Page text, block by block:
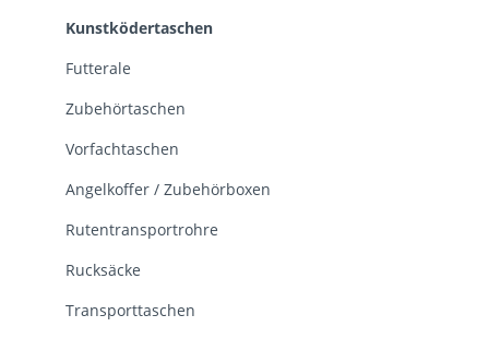
Kunstködertaschen
Futterale
Zubehörtaschen
Vorfachtaschen
Angelkoffer / Zubehörboxen
Rutentransportrohre
Rucksäcke
Transporttaschen